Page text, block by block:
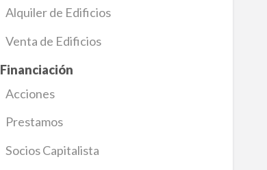
Alquiler de Edificios
Venta de Edificios
Financiación
Acciones
Prestamos
Socios Capitalista